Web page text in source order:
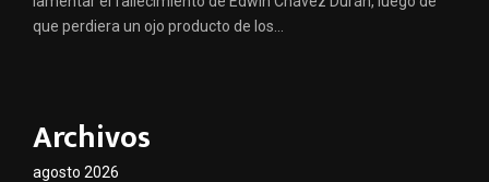
que perdiera un ojo producto de los...
Archivos
agosto 2026